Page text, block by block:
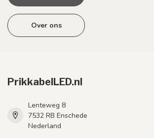
Over ons
PrikkabelLED.nl
Lenteweg 8
7532 RB Enschede
Nederland